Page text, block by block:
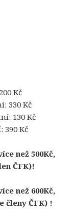
Kč
330 Kč
130 Kč
390 Kč
než 500Kč,
ČFK)!
než 600Kč,
členy ČFK) !